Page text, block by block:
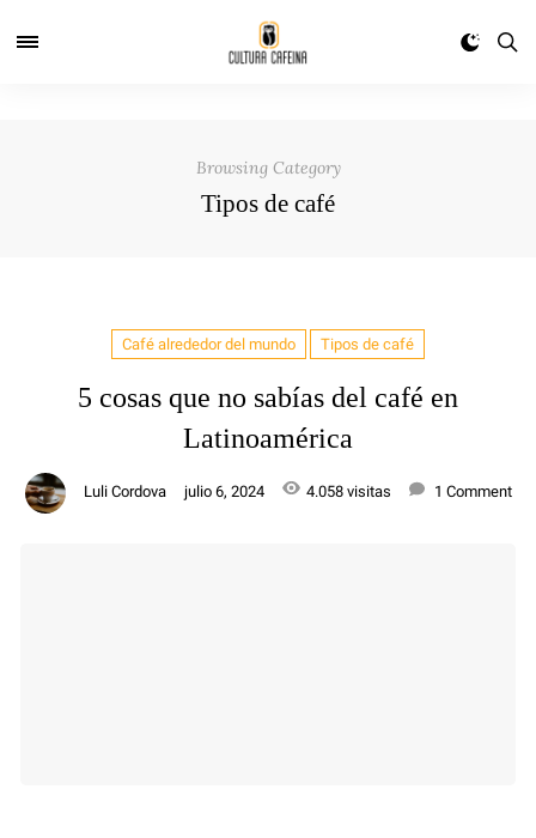
Browsing Category
Tipos de café
Café alrededor del mundo Tipos de café
5 cosas que no sabías del café en
Latinoamérica
Luli Cordova julio 6, 2024 4.058 visitas 1 Comment